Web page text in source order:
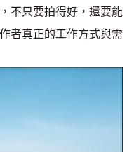
不只要拍得好，還要能
者真正的工作方式與需